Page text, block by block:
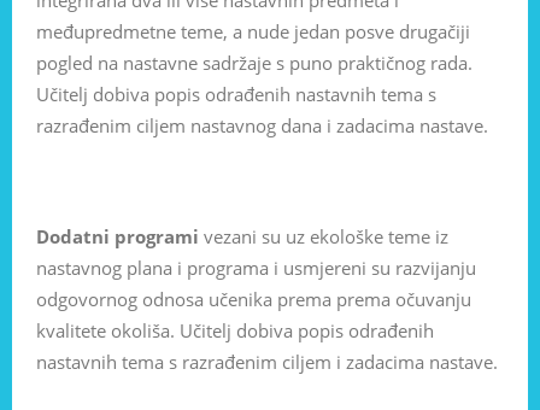
međupredmetne teme, a nude jedan posve drugačiji
pogled na nastavne sadržaje s puno praktičnog rada.
Učitelj dobiva popis odrađenih nastavnih tema s
razrađenim ciljem nastavnog dana i zadacima nastave.
Dodatni programi vezani su uz ekološke teme iz
nastavnog plana i programa i usmjereni su razvijanju
odgovornog odnosa učenika prema prema očuvanju
kvalitete okoliša. Učitelj dobiva popis odrađenih
nastavnih tema s razrađenim ciljem i zadacima nastave.